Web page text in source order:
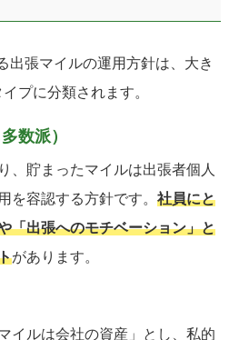
出張マイルの運用方針は、大き
プに分類されます。
数派）
、貯まったマイルは出張者個人
を容認する方針です。 社員にと
「出張へのモチベーション」と
があります。
イルは会社の資産」とし、私的